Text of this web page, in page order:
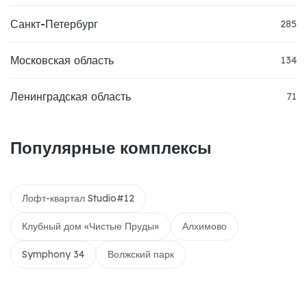
Санкт-Петербург 285
Московская область 134
Ленинградская область 71
Популярные комплексы
Лофт-квартал Studio#12
Клубный дом «Чистые Пруды» Алхимово
Symphony 34 Волжский парк